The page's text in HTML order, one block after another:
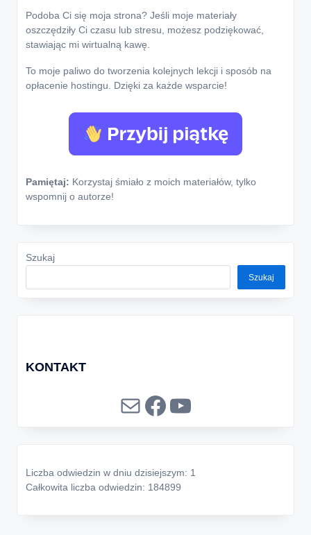
Podoba Ci się moja strona? Jeśli moje materiały
oszczędziły Ci czasu lub stresu, możesz podziękować,
stawiając mi wirtualną kawę.
To moje paliwo do tworzenia kolejnych lekcji i sposób na
opłacenie hostingu. Dzięki za każde wsparcie!
Pamiętaj: Korzystaj śmiało z moich materiałów, tylko
wspomnij o autorze!
Szukaj
Szukaj
KONTAKT
MailFacebook
YouTube
Liczba odwiedzin w dniu dzisiejszym: 1
Całkowita liczba odwiedzin: 184899